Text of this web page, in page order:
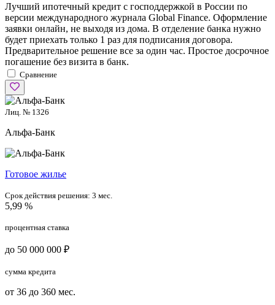
Лучший ипотечный кредит с господдержкой в России по
версии международного журнала Global Finance. Оформление
заявки онлайн, не выходя из дома. В отделение банка нужно
будет приехать только 1 раз для подписания договора.
Предварительное решение все за один час. Простое досрочное
погашение без визита в банк.
Сравнение
Лиц. № 1326
Альфа-Банк
Готовое жилье
Срок действия решения: 3 мес.
5,99 %
процентная ставка
до 50 000 000 ₽
сумма кредита
от 36 до 360 мес.